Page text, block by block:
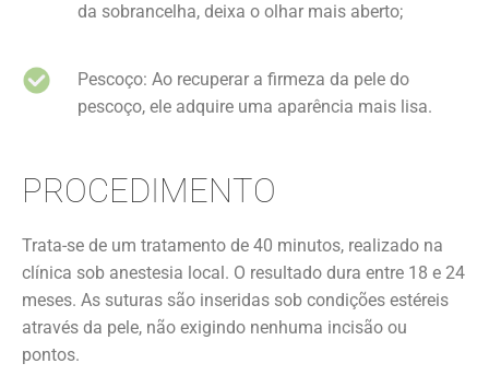
da sobrancelha, deixa o olhar mais aberto;
Pescoço: Ao recuperar a firmeza da pele do
pescoço, ele adquire uma aparência mais lisa.
PROCEDIMENTO
Trata-se de um tratamento de 40 minutos, realizado na
clínica sob anestesia local. O resultado dura entre 18 e 24
meses. As suturas são inseridas sob condições estéreis
através da pele, não exigindo nenhuma incisão ou
pontos.